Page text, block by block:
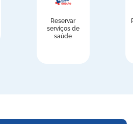
Reservar
serviços de
saúde